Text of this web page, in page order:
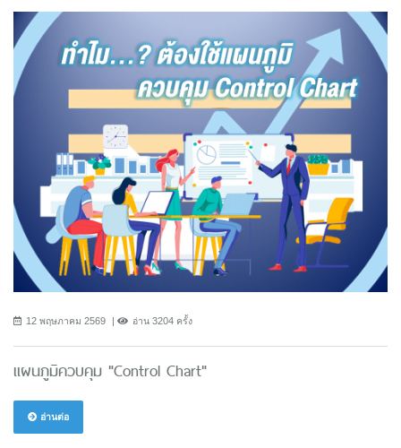
12 พฤษภาคม 2569 อ่าน 3204 ครั้ง
แผนภูมิควบคุม "Control Chart"
อ่านต่อ